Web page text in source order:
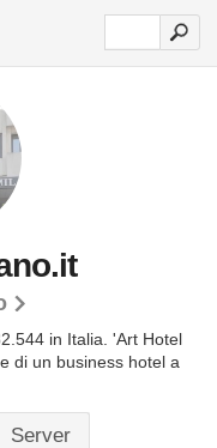
in Italia. 'Art Hotel
di un business hotel a
Server